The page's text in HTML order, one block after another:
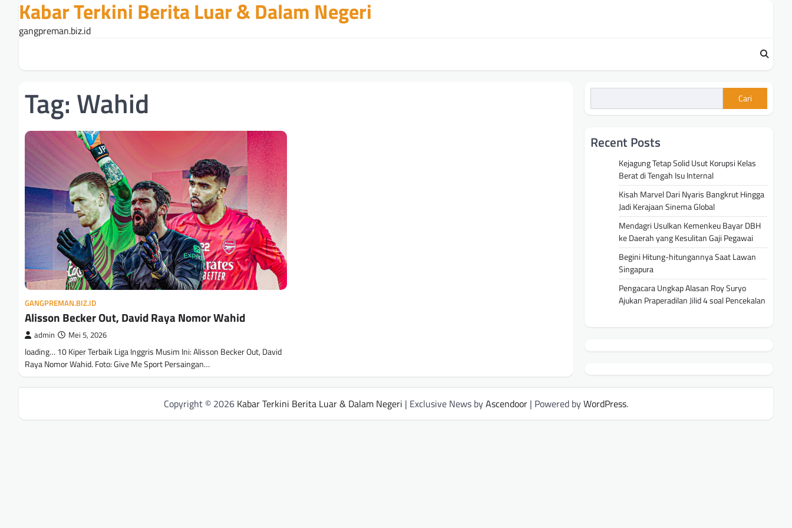
content
Kabar Terkini Berita Luar & Dalam Negeri
gangpreman.biz.id
Tag: Wahid
GANGPREMAN.BIZ.ID
Alisson Becker Out, David Raya Nomor Wahid
admin Mei 5, 2026
loading… 10 Kiper Terbaik Liga Inggris Musim Ini: Alisson Becker Out, David
Raya Nomor Wahid. Foto: Give Me Sport Persaingan…
Cari
Recent Posts
Kejagung Tetap Solid Usut Korupsi Kelas
Berat di Tengah Isu Internal
Kisah Marvel Dari Nyaris Bangkrut Hingga
Jadi Kerajaan Sinema Global
Mendagri Usulkan Kemenkeu Bayar DBH
ke Daerah yang Kesulitan Gaji Pegawai
Begini Hitung-hitungannya Saat Lawan
Singapura
Pengacara Ungkap Alasan Roy Suryo
Ajukan Praperadilan Jilid 4 soal Pencekalan
Copyright © 2026 Kabar Terkini Berita Luar & Dalam Negeri | Exclusive News byAscendoor | Powered byWordPress.